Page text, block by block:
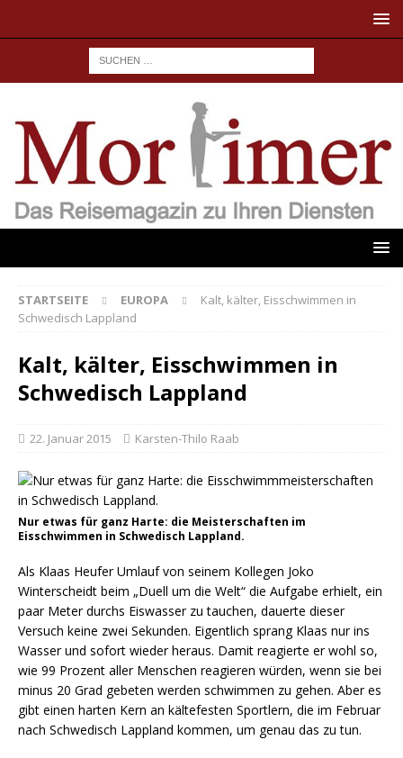
STARTSEITE EUROPA
Kalt, kälter, Eisschwimmen in
Schwedisch Lappland
Kalt, kälter, Eisschwimmen in
Schwedisch Lappland
22. Januar 2015 Karsten-Thilo Raab
Nur etwas für ganz Harte: die Meisterschaften im
Eisschwimmen in Schwedisch Lappland.
Als Klaas Heufer Umlauf von seinem Kollegen Joko
Winterscheidt beim „Duell um die Welt“ die Aufgabe erhielt, ein
paar Meter durchs Eiswasser zu tauchen, dauerte dieser
Versuch keine zwei Sekunden. Eigentlich sprang Klaas nur ins
Wasser und sofort wieder heraus. Damit reagierte er wohl so,
wie 99 Prozent aller Menschen reagieren würden, wenn sie bei
minus 20 Grad gebeten werden schwimmen zu gehen. Aber es
gibt einen harten Kern an kältefesten Sportlern, die im Februar
nach Schwedisch Lappland kommen, um genau das zu tun.